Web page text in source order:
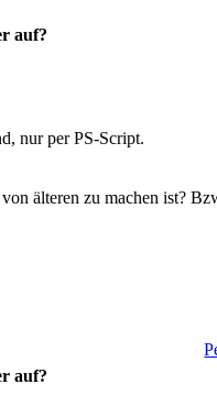
auf?
nur per PS-Script.
älteren zu machen ist?
auf?